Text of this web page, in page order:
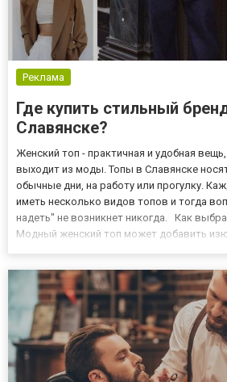
Реклама
Где купить стильный
Славянске?
Женский топ - практичная и удобная
выходит из моды. Топы в Славянске
обычные дни, на работу или прогулку.
иметь несколько видов топов и тогда
надеть" не возникнет никогда. Как
Модный женский топ может добавить
знать, ка...